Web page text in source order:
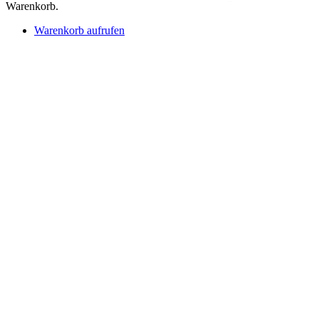
Warenkorb.
Warenkorb aufrufen